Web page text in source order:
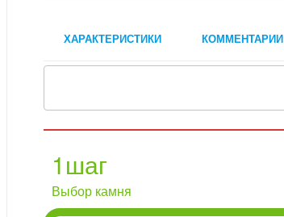
ХАРАКТЕРИСТИКИ КОММЕНТАРИИ
1шаг
Выбор камня